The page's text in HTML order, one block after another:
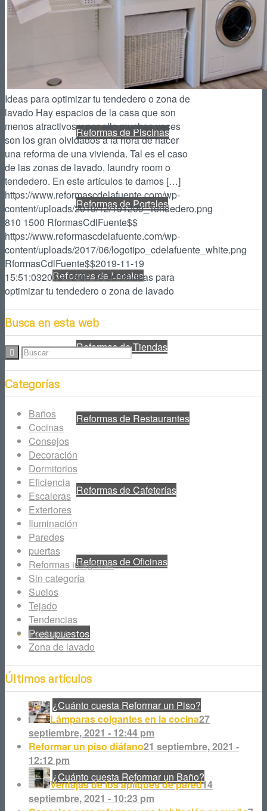
Reformas de Patios
Reformas de Piscinas
Reformas de Portales
Reformas de Locales
Reformas de Tiendas
Reformas de Restaurantes
Reformas de Cafeterías
Reformas de Oficinas
Presupuestos
¿Cuánto cuesta Reformar un Piso?
¿Cuánto cuesta Reformar un Baño?
Ideas para optimizar tu tendedero o zona de
lavado Hay espacios de la casa que son
menos atractivos y por ello muchas veces
son los gran olvidados a la hora de hacer
una reforma de una vivienda. Tal es el caso
de las zonas de lavado, laundry room o
tendedero. En este artículos te damos […]
https://www.reformascdelafuente.com/wp-
content/uploads/2019/12/191209_Tendedero.png
810 1500 RformasCdlFuente$$
https://www.reformascdelafuente.com/wp-
content/uploads/2017/06/logotipo_cdelafuente_white.png
RformasCdlFuente$$2019-11-19
15:51:032019-12-09 16:26:58Ideas para
optimizar tu tendedero o zona de lavado
Busca en esta web
Categorías
Baños
Cocinas
Consejos
Decoración
Dormitorios
Eficiencia
Escaleras
Exteriores
Iluminación
Paredes
puertas
Reformas integrales
Sin categoría
Suelos
Tejado
Tendencias
Ventanas
Zona de lavado
Últimos artículos
Lámparas colgantes en la cocina27
septiembre, 2021 - 12:44 pm
Reformar un piso diáfano21 septiembre, 2021 -
12:12 pm
Ventajas de los apliques de pared14
septiembre, 2021 - 10:23 pm